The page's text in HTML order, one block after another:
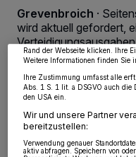
Grevenbroich ·
wird aktuell gefordert,
Rhein-Kreises ist das
31.03.2025 , 12:13 Uhr
Zwecke. Wenn Tracker
wieder aufrufen, um Ihre
widerrufen, indem Sie auf den
Rand der Webseite klicken. Ihre
Weitere Informationen finden Sie
Ihre Zustimmung umfasst alle
Abs. 1 S. 1 lit. a DSGVO auch die
den USA ein.
Wir und unsere Partner
bereitzustellen:
Verwendung genauer
aktiv abfragen. Speichern von